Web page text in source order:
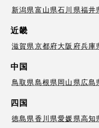
新潟県富山県石川県福井
近畿
滋賀県京都府大阪府兵庫
中国
鳥取県島根県岡山県広島
四国
徳島県香川県愛媛県高知